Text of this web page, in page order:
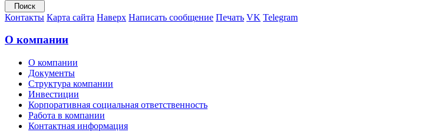
Контакты Карта сайта Наверх Написать сообщение Печать VK Telegram
О компании
О компании
Документы
Структура компании
Инвестиции
Корпоративная социальная ответственность
Работа в компании
Контактная информация